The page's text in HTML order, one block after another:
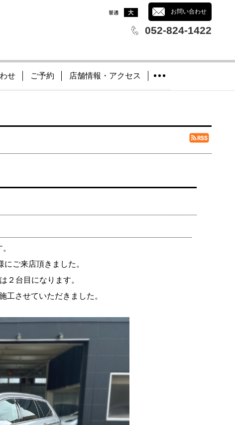
お問い合わせ
052-824-1422
せ ご予約 店舗情報・アクセス
ご来店頂きました。
２台目になります。
工させていただきました。